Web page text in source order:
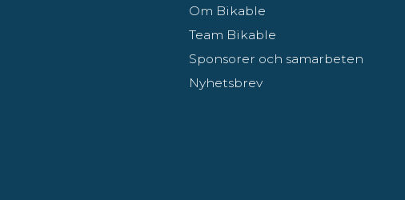
Om Bikable
Team Bikable
Sponsorer och samarbeten
Nyhetsbrev